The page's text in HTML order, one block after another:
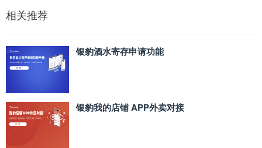
相关推荐
银豹酒水寄存申请功能
银豹我的店铺 APP外卖对接